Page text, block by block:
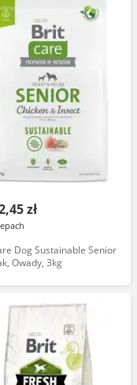
zł
Dog Sustainable Senior
Owady, 3kg